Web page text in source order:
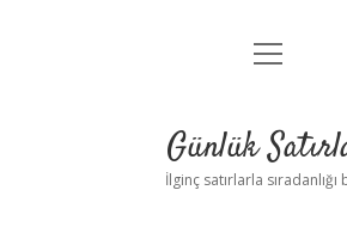
Anasayfa
Yasal Uyarı
menüyü
Günlük
İlginç satırlarla sıradanlığı